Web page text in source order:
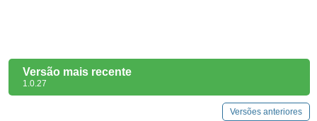
Versão mais recente
1.0.27
Versões anteriores